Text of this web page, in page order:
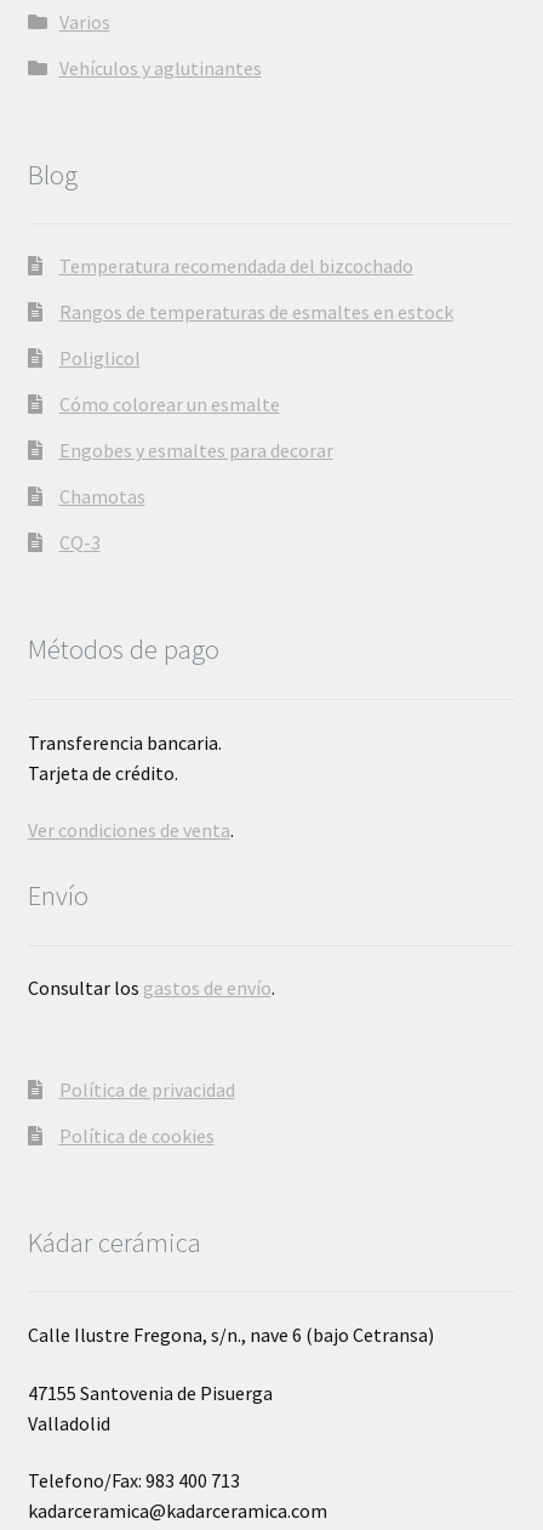
Varios
Vehículos y aglutinantes
Blog
Temperatura recomendada del bizcochado
Rangos de temperaturas de esmaltes en estock
Poliglicol
Cómo colorear un esmalte
Engobes y esmaltes para decorar
Chamotas
CQ-3
Métodos de pago
Transferencia bancaria.
Tarjeta de crédito.
Ver condiciones de venta.
Envío
Consultar los gastos de envío.
Política de privacidad
Política de cookies
Kádar cerámica
Calle Ilustre Fregona, s/n., nave 6 (bajo Cetransa)
47155 Santovenia de Pisuerga
Valladolid
Telefono/Fax: 983 400 713
kadarceramica@kadarceramica.com